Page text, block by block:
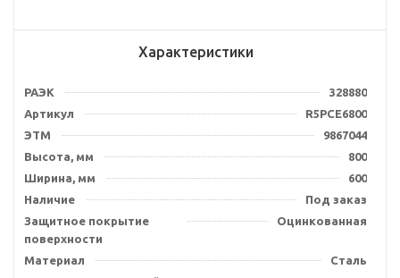
Характеристики
РАЭК
328880
Артикул
R5PCE6800
ЭТМ
9867044
Высота, мм
800
Ширина, мм
600
Наличие
Под заказ
Защитное покрытие
поверхности
Оцинкованная
Материал
Сталь